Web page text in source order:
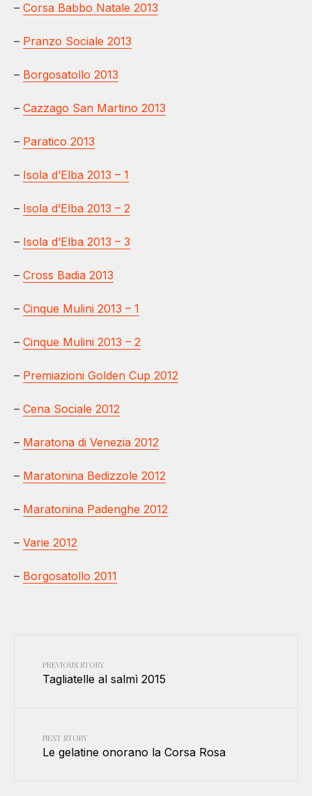
– Corsa Babbo Natale 2013
– Pranzo Sociale 2013
– Borgosatollo 2013
– Cazzago San Martino 2013
– Paratico 2013
– Isola d’Elba 2013 – 1
– Isola d’Elba 2013 – 2
– Isola d’Elba 2013 – 3
– Cross Badia 2013
– Cinque Mulini 2013 – 1
– Cinque Mulini 2013 – 2
– Premiazioni Golden Cup 2012
– Cena Sociale 2012
– Maratona di Venezia 2012
– Maratonina Bedizzole 2012
– Maratonina Padenghe 2012
– Varie 2012
– Borgosatollo 2011
PREVIOUS STORY
Tagliatelle al salmì 2015
NEXT STORY
Le gelatine onorano la Corsa Rosa